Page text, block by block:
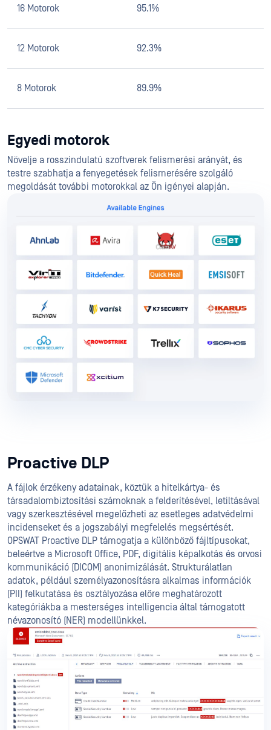
16 Motorok 95.1%
12 Motorok 92.3%
8 Motorok 89.9%
Egyedi motorok
Növelje a rosszindulatú szoftverek felismerési arányát, és
testre szabhatja a fenyegetések felismerésére szolgáló
megoldását további motorokkal az Ön igényei alapján.
Proactive DLP
A fájlok érzékeny adatainak, köztük a hitelkártya- és
társadalombiztosítási számoknak a felderítésével, letiltásával
vagy szerkesztésével megelőzheti az esetleges adatvédelmi
incidenseket és a jogszabályi megfelelés megsértését.
OPSWAT Proactive DLP támogatja a különböző fájltípusokat,
beleértve a Microsoft Office, PDF, digitális képalkotás és orvosi
kommunikáció (DICOM) anonimizálását. Strukturálatlan
adatok, például személyazonosításra alkalmas információk
(PII) felkutatása és osztályozása előre meghatározott
kategóriákba a mesterséges intelligencia által támogatott
névazonosító (NER) modellünkkel.